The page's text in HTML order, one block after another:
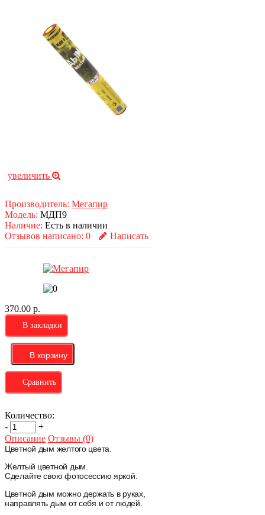
увеличить
Производитель: Мегапир
Модель: МДП9
Наличие: Есть в наличии
Отзывов написано: 0 Написать
370.00 р.
В закладки
Сравнить
Количество:
-
+
Описание Отзывы (0)
Цветной дым желтого цвета.
Желтый цветной дым.
Сделайте свою фотосессию яркой.
Цветной дым можно держать в руках,
направлять дым от себя и от людей.